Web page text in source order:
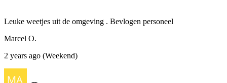
Leuke weetjes uit de omgeving . Bevlogen personeel
Marcel O.
2 years ago (Weekend)